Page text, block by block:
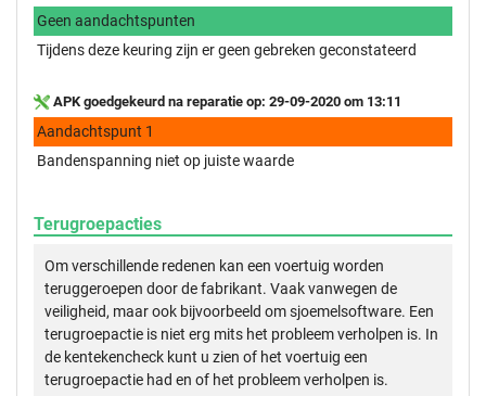
Geen aandachtspunten
Tijdens deze keuring zijn er geen gebreken geconstateerd
APK goedgekeurd na reparatie op: 29-09-2020 om 13:11
Aandachtspunt 1
Bandenspanning niet op juiste waarde
Terugroepacties
Om verschillende redenen kan een voertuig worden
teruggeroepen door de fabrikant. Vaak vanwegen de
veiligheid, maar ook bijvoorbeeld om sjoemelsoftware. Een
terugroepactie is niet erg mits het probleem verholpen is. In
de kentekencheck kunt u zien of het voertuig een
terugroepactie had en of het probleem verholpen is.